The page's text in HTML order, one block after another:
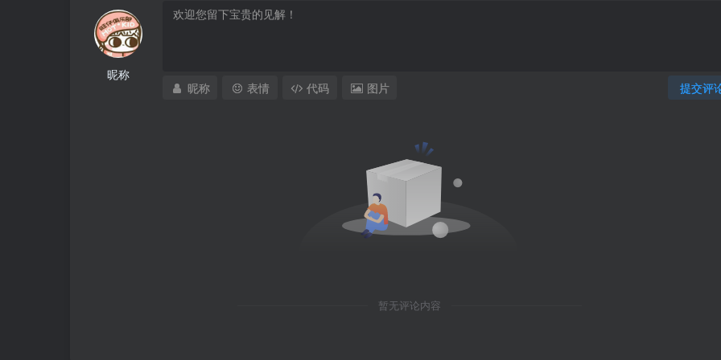
昵称
提交评
昵称 表情 代码 图片
暂无评论内容